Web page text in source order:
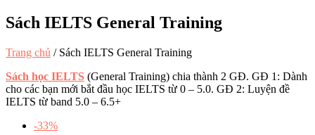
Sách IELTS General Training
Trang chủ / Sách IELTS General Training
Sách học IELTS (General Training) chia thành 2 GĐ. GĐ 1: Dành
cho các bạn mới bắt đầu học IELTS từ 0 – 5.0. GĐ 2: Luyện đề
IELTS từ band 5.0 – 6.5+
-33%